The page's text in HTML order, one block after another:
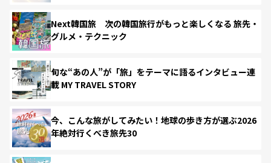
Next韓国旅 次の韓国旅行がもっと楽しくなる 旅先・
グルメ・テクニック
旬な“あの人”が「旅」をテーマに語るインタビュー連
載 MY TRAVEL STORY
今、こんな旅がしてみたい！地球の歩き方が選ぶ2026
年絶対行くべき旅先30